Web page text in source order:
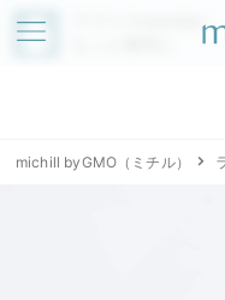
アプリでmichillが
michill byGMO（ミチル）